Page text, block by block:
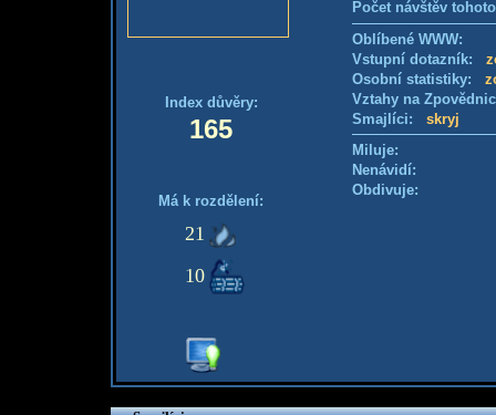
Index důvěry:
165
Má k rozdělení:
21
10
Počet návštěv
Oblíbené WWW:
Vstupní dotazník:
Osobní statistiky:
Vztahy na
Smajlíci: skryj
Miluje:
Nenávidí:
Obdivuje: